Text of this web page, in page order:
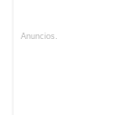
Anuncios.